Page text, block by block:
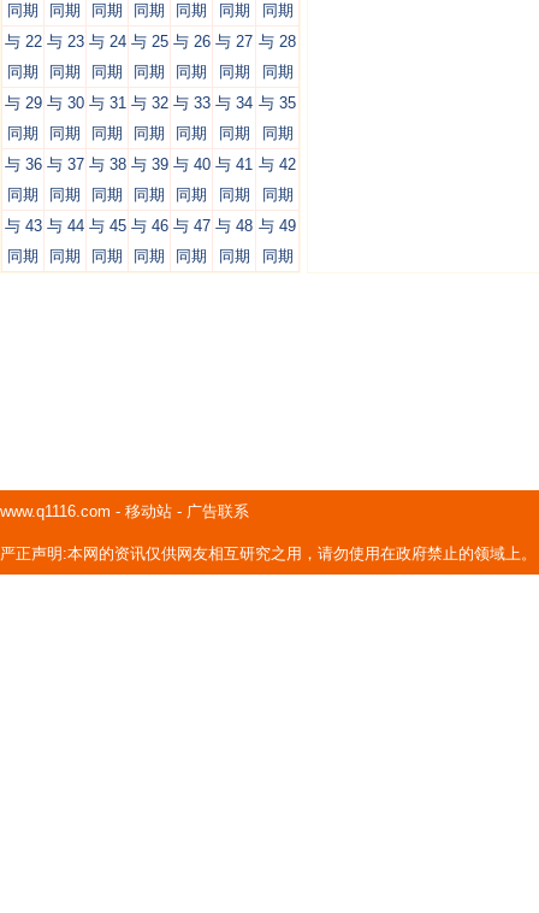
同期
同期
同期
同期
同期
同期
同期
与 22
同期
与 23
同期
与 24
同期
与 25
同期
与 26
同期
与 27
同期
与 28
同期
与 29
同期
与 30
同期
与 31
同期
与 32
同期
与 33
同期
与 34
同期
与 35
同期
与 36
同期
与 37
同期
与 38
同期
与 39
同期
与 40
同期
与 41
同期
与 42
同期
与 43
同期
与 44
同期
与 45
同期
与 46
同期
与 47
同期
与 48
同期
与 49
同期
www.q1116.com - 移动站 - 广告联系
严正声明:本网的资讯仅供网友相互研究之用，请勿使用在政府禁止的领域上。